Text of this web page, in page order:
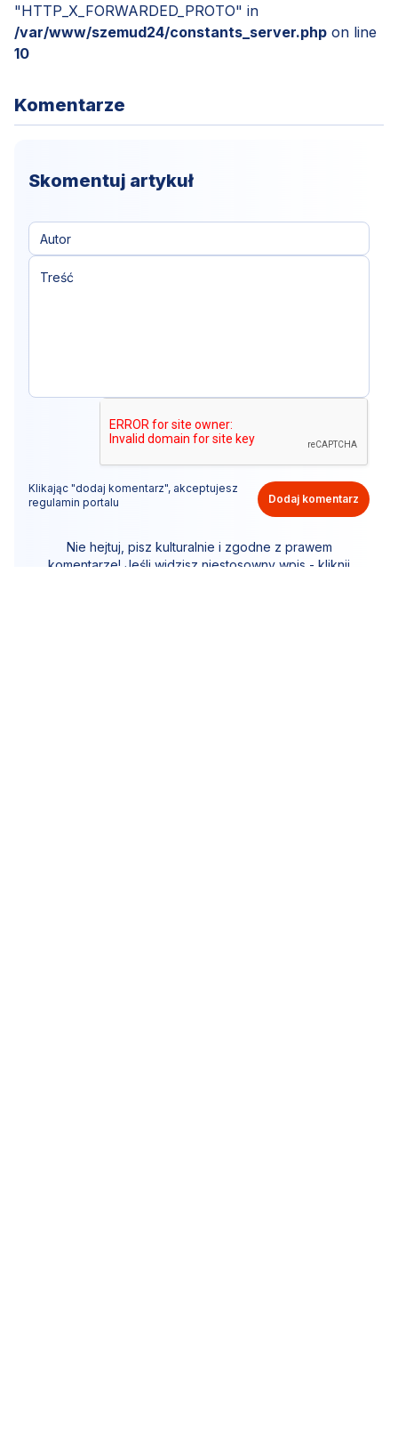
"HTTP_X_FORWARDED_PROTO" in
/var/www/szemud24/constants_server.php on line
10
Komentarze
Skomentuj artykuł
Klikając "dodaj komentarz", akceptujesz
regulamin portalu
Dodaj komentarz
Nie hejtuj, pisz kulturalnie i zgodne z prawem
komentarze! Jeśli widzisz niestosowny wpis - kliknij